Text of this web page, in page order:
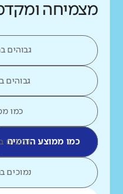
מצמיחה
גבוהים
גבוהים
כמו
כמו ממוצע הדומים
נמוכים
נמוכים